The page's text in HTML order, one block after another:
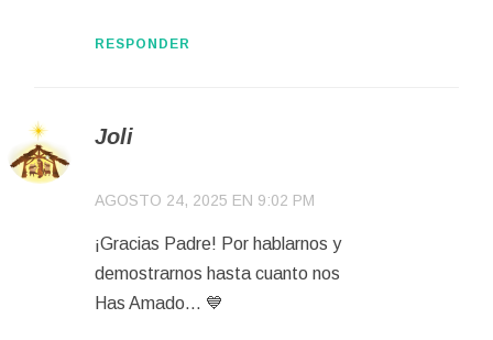
RESPONDER
Joli
AGOSTO 24, 2025 EN 9:02 PM
¡Gracias Padre! Por hablarnos y
demostrarnos hasta cuanto nos
Has Amado… 💙